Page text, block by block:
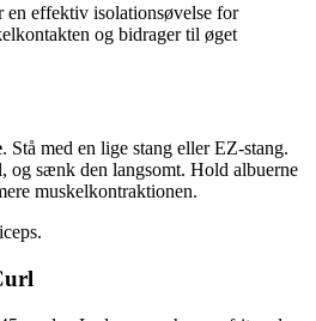
en effektiv isolationsøvelse for
og bidrager til øget
. Stå med en lige stang eller EZ-stang.
og sænk den langsomt. Hold albuerne
muskelkontraktionen.